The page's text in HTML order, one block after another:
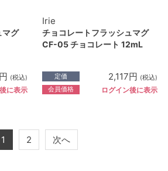
マグ
(税込)
に表示
Irie
チョコレートフラッシュマグ
CF-05 チョコレート 12mL
定価 2,117円 (税込)
会員価格 ログイン後に表示
1 2 次へ